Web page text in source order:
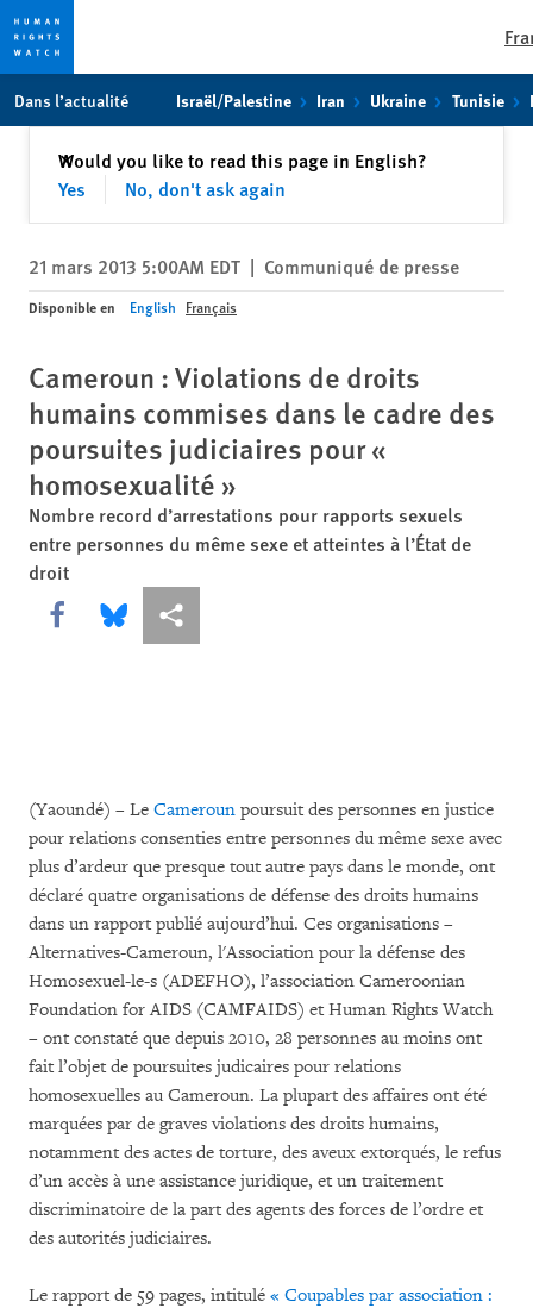
toto
content
Dans l’actualité Israël/Palestine Iran Ukraine Tunisie
Would you like to read this page in English?
Yes
No, don't ask again
✕Fermer
21 mars 2013 5:00AM EDT | Communiqué de presse
Disponible en English Français
Cameroun : Violations de droits
humains commises dans le cadre des
poursuites judiciaires pour «
homosexualité »
Nombre record d’arrestations pour rapports sexuels
entre personnes du même sexe et atteintes à l’État de
droit
Share this via Facebook
Share this via Bluesky
Share this via Partagez
(Yaoundé) – Le Cameroun poursuit des personnes en justice
pour relations consenties entre personnes du même sexe avec
plus d’ardeur que presque tout autre pays dans le monde, ont
déclaré quatre organisations de défense des droits humains
dans un rapport publié aujourd’hui. Ces organisations –
Alternatives-Cameroun, l'Association pour la défense des
Homosexuel-le-s (ADEFHO), l’association Cameroonian
Foundation for AIDS (CAMFAIDS) et Human Rights Watch
– ont constaté que depuis 2010, 28 personnes au moins ont
fait l’objet de poursuites judicaires pour relations
homosexuelles au Cameroun. La plupart des affaires ont été
marquées par de graves violations des droits humains,
notamment des actes de torture, des aveux extorqués, le refus
d’un accès à une assistance juridique, et un traitement
discriminatoire de la part des agents des forces de l’ordre et
des autorités judiciaires.
Le rapport de 59 pages, intitulé « Coupables par association :